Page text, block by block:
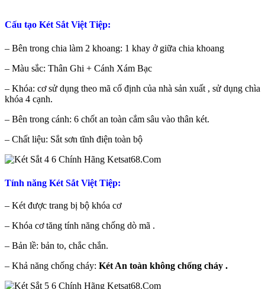
Cấu tạo Két Sắt Việt Tiệp:
– Bên trong chia làm 2 khoang: 1 khay ở giữa chia khoang
– Màu sắc: Thân Ghi + Cánh Xám Bạc
– Khóa: cơ sử dụng theo mã cố định của nhà sản xuất , sử dụng chìa
khóa 4 cạnh.
– Bên trong cánh: 6 chốt an toàn cắm sâu vào thân két.
– Chất liệu: Sắt sơn tĩnh điện toàn bộ
Tính năng Két Sắt Việt Tiệp:
– Két được trang bị bộ khóa cơ
– Khóa cơ tăng tính năng chống dò mã .
– Bản lề: bản to, chắc chắn.
– Khả năng chống cháy: Két An toàn không chống cháy .